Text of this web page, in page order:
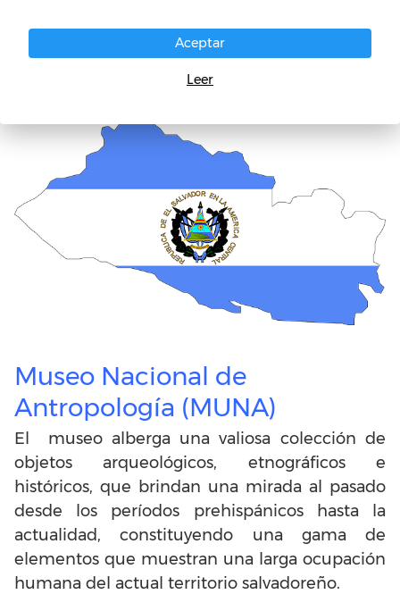
A continuación se presenta una reseña de los
museos de arte de esta ciudad.
Museo Nacional de
Antropología (MUNA)
El museo alberga una valiosa colección de
objetos arqueológicos, etnográficos e
históricos, que brindan una mirada al pasado
desde los períodos prehispánicos hasta la
actualidad, constituyendo una gama de
elementos que muestran una larga ocupación
humana del actual territorio salvadoreño.
Aceptar
Leer